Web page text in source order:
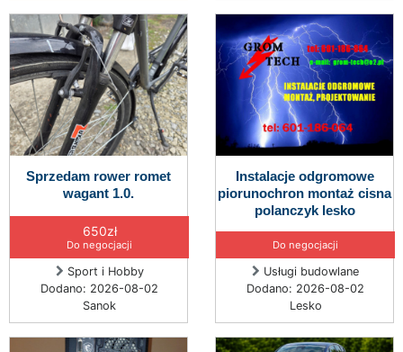
Sprzedam rower romet
wagant 1.0.
650zł
Do negocjacji
Sport i Hobby
Dodano: 2026-08-02
Sanok
Instalacje odgromowe
piorunochron montaż cisna
polanczyk lesko
Do negocjacji
Usługi budowlane
Dodano: 2026-08-02
Lesko